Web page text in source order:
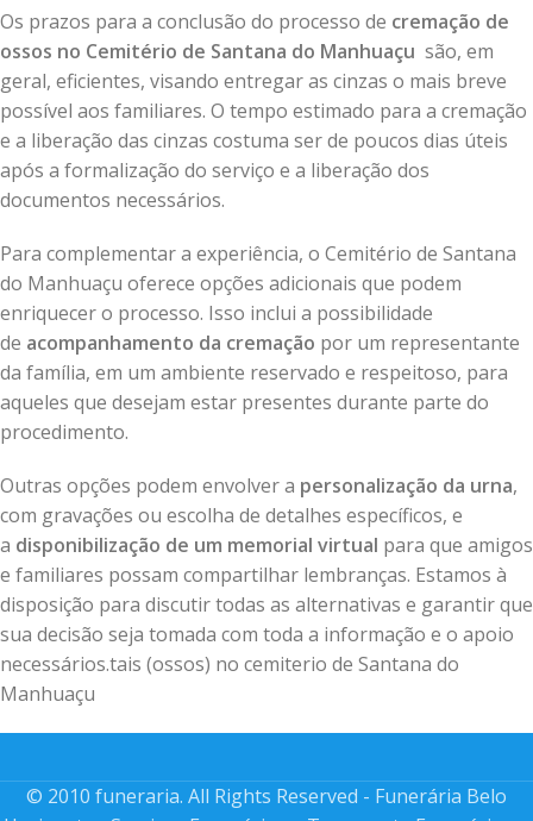
Os prazos para a conclusão do processo de cremação de
ossos no Cemitério de Santana do Manhuaçu são, em
geral, eficientes, visando entregar as cinzas o mais breve
possível aos familiares. O tempo estimado para a cremação
e a liberação das cinzas costuma ser de poucos dias úteis
após a formalização do serviço e a liberação dos
documentos necessários.
Para complementar a experiência, o Cemitério de Santana
do Manhuaçu oferece opções adicionais que podem
enriquecer o processo. Isso inclui a possibilidade
de acompanhamento da cremação por um representante
da família, em um ambiente reservado e respeitoso, para
aqueles que desejam estar presentes durante parte do
procedimento.
Outras opções podem envolver a personalização da urna,
com gravações ou escolha de detalhes específicos, e
a disponibilização de um memorial virtual para que amigos
e familiares possam compartilhar lembranças. Estamos à
disposição para discutir todas as alternativas e garantir que
sua decisão seja tomada com toda a informação e o apoio
necessários.tais (ossos) no cemiterio de Santana do
Manhuaçu
© 2010 funeraria. All Rights Reserved - Funerária Belo